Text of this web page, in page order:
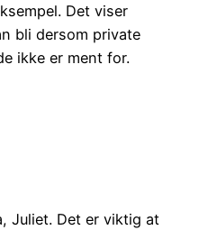
Det viser
bli dersom private
ikke er ment for.
Juliet. Det er viktig at